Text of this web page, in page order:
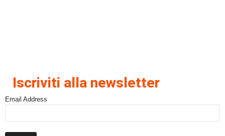
Iscriviti alla newsletter
Email Address